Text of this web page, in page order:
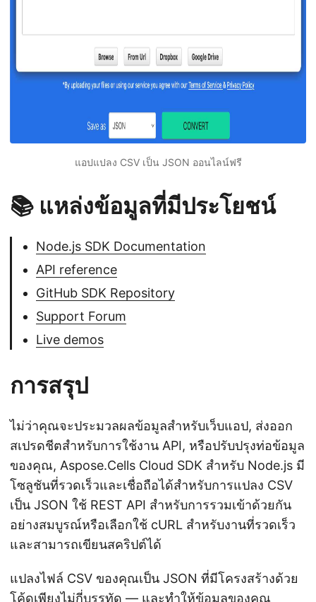
แอปแปลง CSV เป็น JSON ออนไลน์ฟรี
📚 แหล่งข้อมูลที่มีประโยชน์
Node.js SDK Documentation
API reference
GitHub SDK Repository
Support Forum
Live demos
การสรุป
ไม่ว่าคุณจะประมวลผลข้อมูลสำหรับเว็บแอป, ส่งออก
สเปรดชีตสำหรับการใช้งาน API, หรือปรับปรุงท่อข้อมูล
ของคุณ, Aspose.Cells Cloud SDK สำหรับ Node.js มี
โซลูชันที่รวดเร็วและเชื่อถือได้สำหรับการแปลง CSV
เป็น JSON ใช้ REST API สำหรับการรวมเข้าด้วยกัน
อย่างสมบูรณ์หรือเลือกใช้ cURL สำหรับงานที่รวดเร็ว
และสามารถเขียนสคริปต์ได้
แปลงไฟล์ CSV ของคุณเป็น JSON ที่มีโครงสร้างด้วย
โค้ดเพียงไม่กี่บรรทัด — และทำให้ข้อมูลของคุณ